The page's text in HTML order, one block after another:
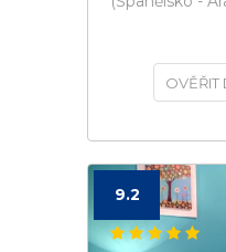
OVĚŘIT
9.2